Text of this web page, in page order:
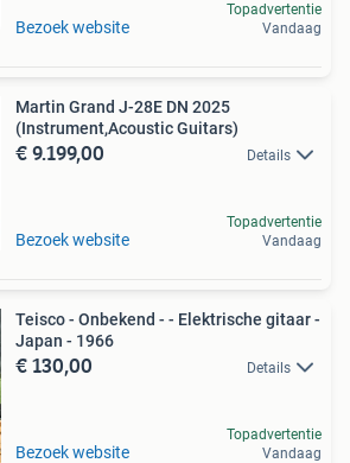
Bezoek website
Topadvertentie
Vandaag
Martin Grand J-28E DN 2025
(Instrument,Acoustic Guitars)
€ 9.199,00 Details
Bezoek website
Topadvertentie
Vandaag
Teisco - Onbekend - - Elektrische gitaar -
Japan - 1966
€ 130,00 Details
Bezoek website
Topadvertentie
Vandaag